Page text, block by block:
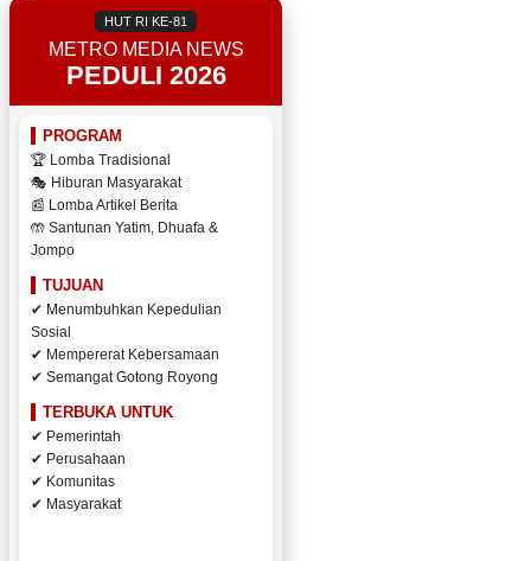
HUT RI KE-81
METRO MEDIA NEWS
PEDULI 2026
PROGRAM
🏆 Lomba Tradisional
🎭 Hiburan Masyarakat
📰 Lomba Artikel Berita
🤲 Santunan Yatim, Dhuafa &
Jompo
TUJUAN
✔ Menumbuhkan Kepedulian
Sosial
✔ Mempererat Kebersamaan
✔ Semangat Gotong Royong
TERBUKA UNTUK
✔ Pemerintah
✔ Perusahaan
✔ Komunitas
✔ Masyarakat